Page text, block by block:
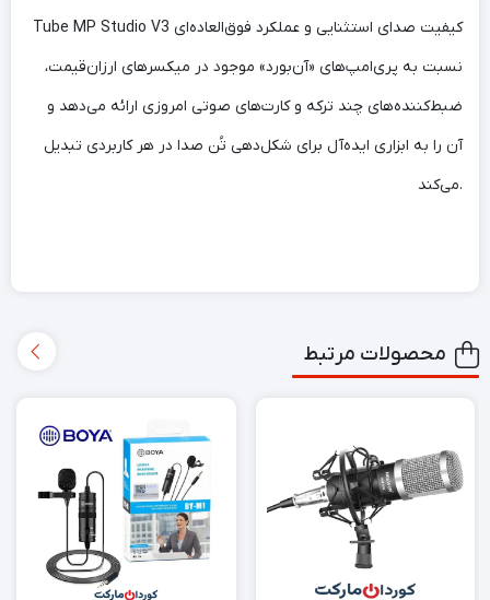
Tube MP Studio V3 کیفیت صدای استثنایی و عملکرد فوق‌العاده‌ای
نسبت به پری‌امپ‌های «آن‌بورد» موجود در میکسرهای ارزان‌قیمت،
ضبط‌کننده‌های چند ترکه و کارت‌های صوتی امروزی ارائه می‌دهد و
آن را به ابزاری ایده‌آل برای شکل‌دهی تُن صدا در هر کاربردی تبدیل
می‌کند.
محصولات مرتبط